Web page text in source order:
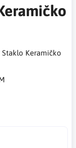
Staklo Keramičko